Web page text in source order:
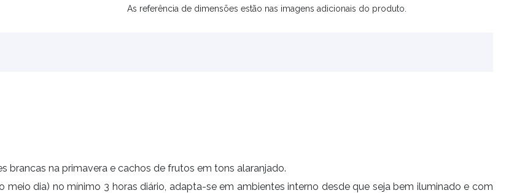
As referência de dimensões estão nas imagens adicionais do produto.
brancas na primavera e cachos de frutos em tons alaranjado.
dia) no mínimo 3 horas diário, adapta-se em ambientes interno desde que seja bem iluminado e com